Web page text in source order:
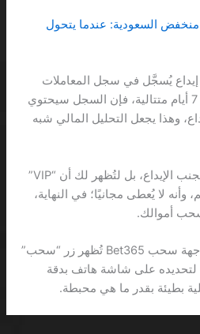
منخفض السعودية: عندما يتحول
إيداع يُسجَّل في سجل المعاملات
كصف منفصل؛ إذا كان للعب 7 أيام متتالية، فإن السجل سيحتوي
وهذا يجعل التحليل المالي شبه
الخلاصة ليست هنا لتُقنعك بتجنب الإيداع، بل لتُظهر لك أن “VIP”
لا يُعطى مجانيًا؛ في النهاية،
لكن ما يفاقم الأمور هو أن واجهة سحب Bet365 تُظهر زر “سحب”
لتحديده على شاشة هاتف بدقة